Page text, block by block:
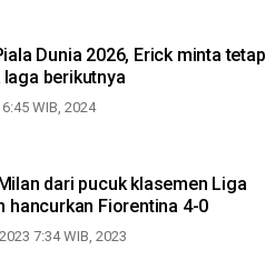
Dunia 2026, Erick minta tetap
berikutnya
WIB, 2024
dari pucuk klasemen Liga
hancurkan Fiorentina 4-0
7:34 WIB, 2023